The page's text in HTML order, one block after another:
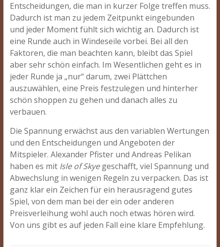
Entscheidungen, die man in kurzer Folge treffen muss.
Dadurch ist man zu jedem Zeitpunkt eingebunden
und jeder Moment fühlt sich wichtig an. Dadurch ist
eine Runde auch in Windeseile vorbei. Bei all den
Faktoren, die man beachten kann, bleibt das Spiel
aber sehr schön einfach. Im Wesentlichen geht es in
jeder Runde ja „nur“ darum, zwei Plättchen
auszuwählen, eine Preis festzulegen und hinterher
schön shoppen zu gehen und danach alles zu
verbauen.
Die Spannung erwächst aus den variablen Wertungen
und den Entscheidungen und Angeboten der
Mitspieler. Alexander Pfister und Andreas Pelikan
haben es mit Isle of Skyegeschafft, viel Spannung und
Abwechslung in wenigen Regeln zu verpacken. Das ist
ganz klar ein Zeichen für ein herausragend gutes
Spiel, von dem man bei der ein oder anderen
Preisverleihung wohl auch noch etwas hören wird.
Von uns gibt es auf jeden Fall eine klare Empfehlung.